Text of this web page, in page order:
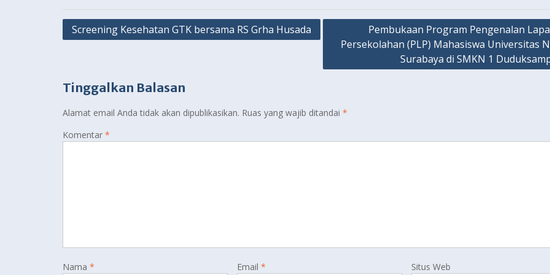
Navigasi
Screening Kesehatan GTK bersama RS Grha Husada
Pembukaan Program Pengenalan
Persekolahan (PLP) Mahasiswa Universitas
Surabaya di SMKN 1
Tinggalkan Balasan
Alamat email Anda tidak akan dipublikasikan. Ruas yang wajib ditandai *
Komentar *
Nama * Email * Situs Web